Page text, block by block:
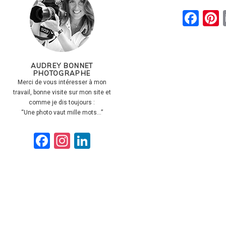
AUDREY BONNET
PHOTOGRAPHE
Merci de vous intéresser à mon
travail, bonne visite sur mon site et
comme je dis toujours :
“Une photo vaut mille mots…”
Facebook
Instagram
LinkedIn